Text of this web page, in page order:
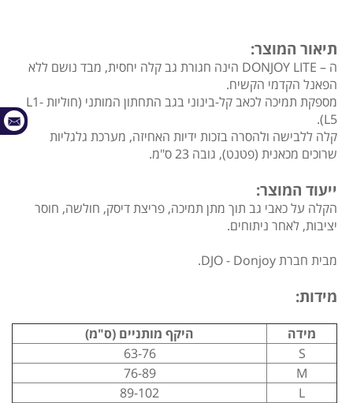
תיאור המוצר:
ה – DONJOY LITE הינה חגורת גב קלה יחסית, מבד נושם ללא
הפאנל הקדמי הקשיח.
מספקת תמיכה לכאב קל-בינוני בגב התחתון המותני (חוליות L1-
L5).
קלה ללבישה ולהסרה בזכות ידיות האחיזה, מערכת גלגליות
שרוכים מכאנית (פטנט), גובה 23 ס"מ.
ייעוד המוצר:
הקלה על כאבי גב תוך מתן תמיכה, פריצת דיסק, חולשה, חוסר
יציבות, לאחר ניתוחים.
מבית חברת DJO - Donjoy.
מידות:
מידה
היקף מותניים (ס"מ)
S
63-76
M
76-89
L
89-102